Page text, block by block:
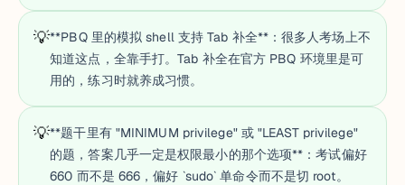
💡**PBQ 里的模拟 shell 支持 Tab 补全**：很多人考场上不
知道这点，全靠手打。Tab 补全在官方 PBQ 环境里是可
用的，练习时就养成习惯。
💡**题干里有 "MINIMUM privilege" 或 "LEAST privilege"
的题，答案几乎一定是权限最小的那个选项**：考试偏好
660 而不是 666，偏好 `sudo` 单命令而不是切 root。